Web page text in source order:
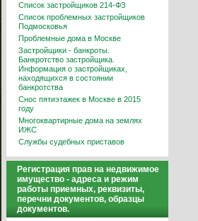
Список застройщиков 214-ФЗ
Список проблемных застройщиков
Подмосковья
Проблемные дома в Москве
Застройщики - банкроты.
Банкротство застройщика.
Информация о застройщиках,
находящихся в состоянии
банкротства
Снос пятиэтажек в Москве в 2015
году
Многоквартирные дома на землях
ИЖС
Службы судебных приставов
Регистрация прав на недвижимое
имущество - адреса и режим
работы приемных, реквизиты,
перечни документов, образцы
документов.